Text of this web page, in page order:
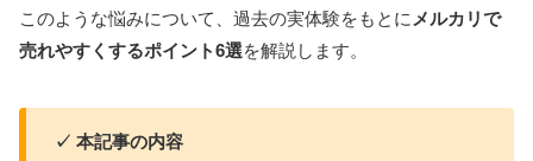
このような悩みについて、過去の実体験をもとにメルカリで
売れやすくするポイント6選を解説します。
✓ 本記事の内容